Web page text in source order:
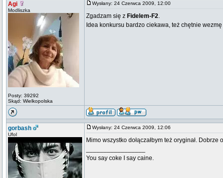
Agi
Modliszka
Posty: 39292
Skąd: Wielkopolska
Wysłany: 24 Czerwca 2009, 12:00
Zgadzam się z Fidelem-F2.
Idea konkursu bardzo ciekawa, też chętnie wezmę
gorbash
Ufol
Wysłany: 24 Czerwca 2009, 12:06
Mimo wszystko dołączałbym też oryginał.
You say coke I say caine.